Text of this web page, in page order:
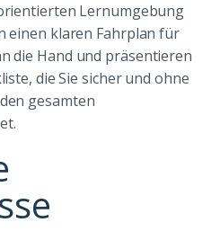
Lernumgebung
einen klaren Fahrplan für
die Hand und präsentieren
die Sie sicher und ohne
gesamten